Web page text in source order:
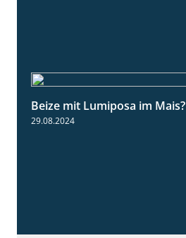
Beize mit Lumiposa im Mais?
29.08.2024